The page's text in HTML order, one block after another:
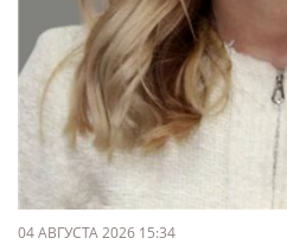
04 АВГУСТА 2026 15:34